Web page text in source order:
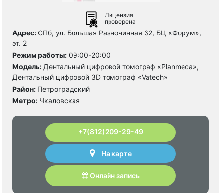
Лицензия
проверена
Адрес: СПб, ул. Большая Разночинная 32, БЦ «Форум»,
эт. 2
Режим работы: 09:00-20:00
Модель: Дентальный цифровой томограф «Planmeca»,
Дентальный цифровой 3D томограф «Vatech»
Район: Петроградский
Метро: Чкаловская
+7(812)209-29-49
На карте
Онлайн запись